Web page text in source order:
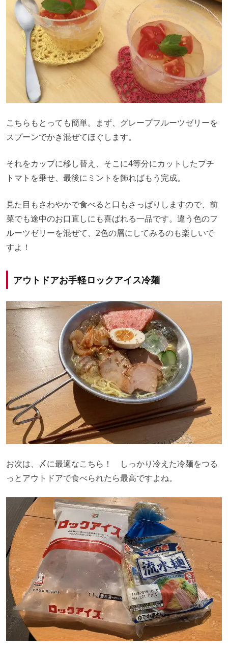
こちらもとっても簡単。まず、グレープフルーツゼリーを
スプーンでかき混ぜてほぐします。
それをカップに移し替え、そこに4等分にカットしたプチ
トマトを乗せ、最後にミントを飾ればもう完成。
見た目もさわやかで食べると口もさっぱりしますので、前
菜でも途中のお口直しにも喜ばれる一品です。違う色のフ
ルーツゼリーを混ぜて、2色の層にしてみるのも楽しいで
すよ！
アウトドアお手軽ロックアイス冷麺
お次は、〆に最適なこちら！ しっかり冷えた冷麺をつる
っとアウトドアで食べられたら最高ですよね。